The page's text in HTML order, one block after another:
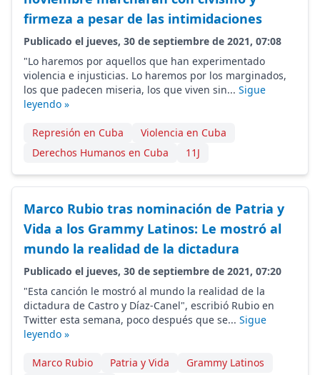
firmeza a pesar de las intimidaciones
Publicado el jueves, 30 de septiembre de 2021, 07:08
"Lo haremos por aquellos que han experimentado
violencia e injusticias. Lo haremos por los marginados,
los que padecen miseria, los que viven sin... Sigue
leyendo »
Represión en Cuba
Violencia en Cuba
Derechos Humanos en Cuba
11J
Marco Rubio tras nominación de Patria y
Vida a los Grammy Latinos: Le mostró al
mundo la realidad de la dictadura
Publicado el jueves, 30 de septiembre de 2021, 07:20
"Esta canción le mostró al mundo la realidad de la
dictadura de Castro y Díaz-Canel", escribió Rubio en
Twitter esta semana, poco después que se... Sigue
leyendo »
Marco Rubio Patria y Vida
Grammy Latinos